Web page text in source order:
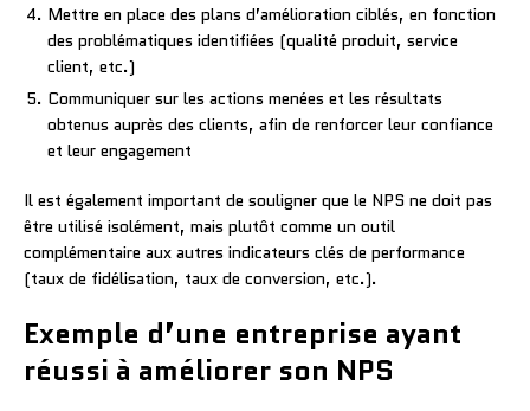
Mettre en place des plans d’amélioration ciblés, en fonction
des problématiques identifiées (qualité produit, service
client, etc.)
Communiquer sur les actions menées et les résultats
obtenus auprès des clients, afin de renforcer leur confiance
et leur engagement
Il est également important de souligner que le NPS ne doit pas
être utilisé isolément, mais plutôt comme un outil
complémentaire aux autres indicateurs clés de performance
(taux de fidélisation, taux de conversion, etc.).
Exemple d’une entreprise ayant
réussi à améliorer son NPS